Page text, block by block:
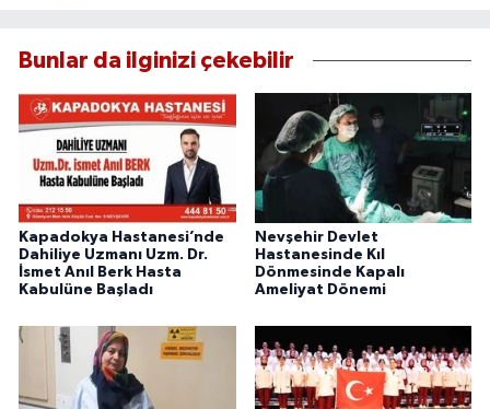
Bunlar da ilginizi çekebilir
Kapadokya Hastanesi’nde
Dahiliye Uzmanı Uzm. Dr.
İsmet Anıl Berk Hasta
Kabulüne Başladı
Nevşehir Devlet
Hastanesinde Kıl
Dönmesinde Kapalı
Ameliyat Dönemi